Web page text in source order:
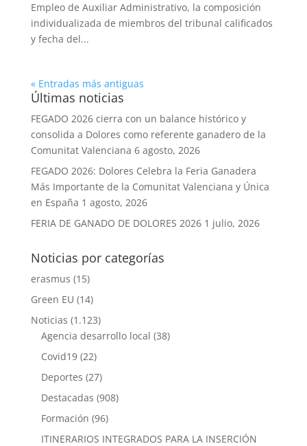
Empleo de Auxiliar Administrativo, la composición
individualizada de miembros del tribunal calificados
y fecha del...
« Entradas más antiguas
Últimas noticias
FEGADO 2026 cierra con un balance histórico y
consolida a Dolores como referente ganadero de la
Comunitat Valenciana 6 agosto, 2026
FEGADO 2026: Dolores Celebra la Feria Ganadera
Más Importante de la Comunitat Valenciana y Única
en España 1 agosto, 2026
FERIA DE GANADO DE DOLORES 2026 1 julio, 2026
Noticias por categorías
erasmus (15)
Green EU (14)
Noticias (1.123)
Agencia desarrollo local (38)
Covid19(22)
Deportes (27)
Destacadas (908)
Formación (96)
ITINERARIOS INTEGRADOS PARA LA INSERCIÓN